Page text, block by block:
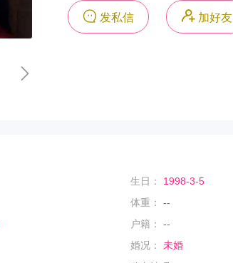
发私信 加好友
生日：
1998-3-5
体重：
--
户籍：
--
婚况：
未婚